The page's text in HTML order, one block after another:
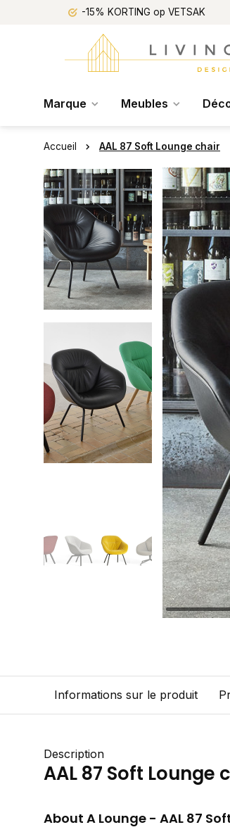
-15% KORTING op VETSAK
Marque Meubles
Accueil AAL 87 Soft Lounge chair
Informations sur le produit
Description
AAL 87 Soft Lounge
About A Lounge - AAL 87